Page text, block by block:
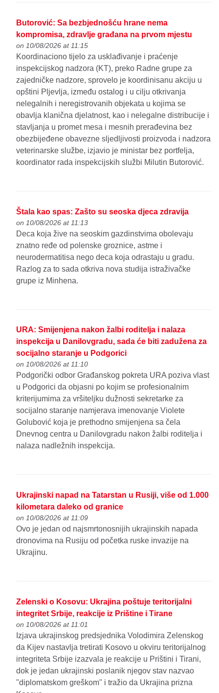
Butorović: Sa bezbjednošću hrane nema
kompromisa, zdravlje građana na prvom mjestu
on 10/08/2026 at 11:15
Koordinaciono tijelo za usklađivanje i praćenje
inspekcijskog nadzora (KT), preko Radne grupe za
zajedničke nadzore, sprovelo je koordinisanu akciju u
opštini Pljevlja, između ostalog i u cilju otkrivanja
nelegalnih i neregistrovanih objekata u kojima se
obavlja klanična djelatnost, kao i nelegalne distribucije i
stavljanja u promet mesa i mesnih prerađevina bez
obezbijeđene obavezne sljedljivosti proizvoda i nadzora
veterinarske službe, izjavio je ministar bez portfelja,
koordinator rada inspekcijskih službi Milutin Butorović.
Štala kao spas: Zašto su seoska djeca zdravija
on 10/08/2026 at 11:13
Deca koja žive na seoskim gazdinstvima obolevaju
znatno ređe od polenske groznice, astme i
neurodermatitisa nego deca koja odrastaju u gradu.
Razlog za to sada otkriva nova studija istraživačke
grupe iz Minhena.
URA: Smijenjena nakon žalbi roditelja i nalaza
inspekcija u Danilovgradu, sada će biti zadužena za
socijalno staranje u Podgorici
on 10/08/2026 at 11:10
Podgorički odbor Građanskog pokreta URA poziva vlast
u Podgorici da objasni po kojim se profesionalnim
kriterijumima za vršiteljku dužnosti sekretarke za
socijalno staranje namjerava imenovanje Violete
Golubović koja je prethodno smijenjena sa čela
Dnevnog centra u Danilovgradu nakon žalbi roditelja i
nalaza nadležnih inspekcija.
Ukrajinski napad na Tatarstan u Rusiji, više od 1.000
kilometara daleko od granice
on 10/08/2026 at 11:09
Ovo je jedan od najsmrtonosnijih ukrajinskih napada
dronovima na Rusiju od početka ruske invazije na
Ukrajinu.
Zelenski o Kosovu: Ukrajina poštuje teritorijalni
integritet Srbije, reakcije iz Prištine i Tirane
on 10/08/2026 at 11:01
Izjava ukrajinskog predsjednika Volodimira Zelenskog
da Kijev nastavlja tretirati Kosovo u okviru teritorijalnog
integriteta Srbije izazvala je reakcije u Prištini i Tirani,
dok je jedan ukrajinski poslanik njegov stav nazvao
"diplomatskom greškom" i tražio da Ukrajina prizna